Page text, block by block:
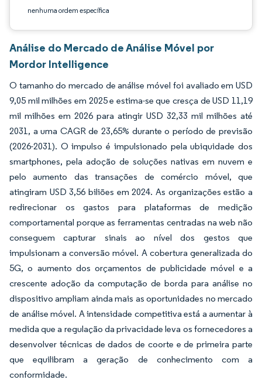
nenhuma ordem específica
Análise do Mercado de Análise Móvel por
Mordor Intelligence
O tamanho do mercado de análise móvel foi avaliado em USD
9,05 mil milhões em 2025 e estima-se que cresça de USD 11,19
mil milhões em 2026 para atingir USD 32,33 mil milhões até
2031, a uma CAGR de 23,65% durante o período de previsão
(2026-2031). O impulso é impulsionado pela ubiquidade dos
smartphones, pela adoção de soluções nativas em nuvem e
pelo aumento das transações de comércio móvel, que
atingiram USD 3,56 biliões em 2024. As organizações estão a
redirecionar os gastos para plataformas de medição
comportamental porque as ferramentas centradas na web não
conseguem capturar sinais ao nível dos gestos que
impulsionam a conversão móvel. A cobertura generalizada do
5G, o aumento dos orçamentos de publicidade móvel e a
crescente adoção da computação de borda para análise no
dispositivo ampliam ainda mais as oportunidades no mercado
de análise móvel. A intensidade competitiva está a aumentar à
medida que a regulação da privacidade leva os fornecedores a
desenvolver técnicas de dados de coorte e de primeira parte
que equilibram a geração de conhecimento com a
conformidade.